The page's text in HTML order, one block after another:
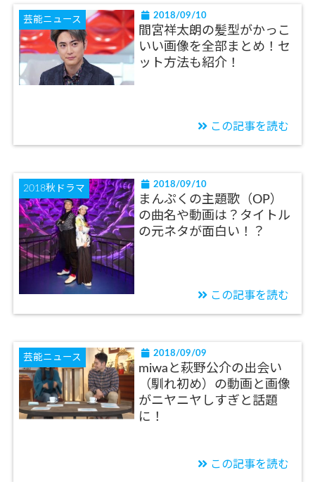
芸能ニュース 2018/09/10
間宮祥太朗の髪型がかっこ
いい画像を全部まとめ！セ
ット方法も紹介！
この記事を読む
2018秋ドラマ 2018/09/10
まんぷくの主題歌（OP）
の曲名や動画は？タイトル
の元ネタが面白い！？
この記事を読む
芸能ニュース 2018/09/09
miwaと萩野公介の出会い
（馴れ初め）の動画と画像
がニヤニヤしすぎと話題
に！
この記事を読む